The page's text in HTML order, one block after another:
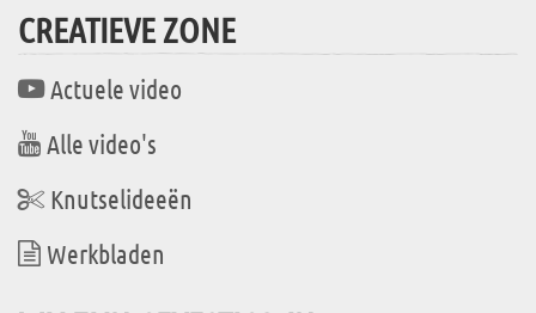
CREATIEVE ZONE
Actuele video
Alle video's
Knutselideeën
Werkbladen